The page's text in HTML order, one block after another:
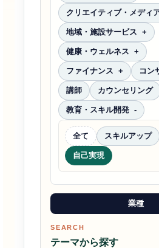
クリエイティブ・メディ
地域・施設サービス
健康・ウェルネス
ファイナンス コン
講師 カウンセリング
教育・スキル開発
全て スキルアップ
自己実現
業種
SEARCH
テーマから探す